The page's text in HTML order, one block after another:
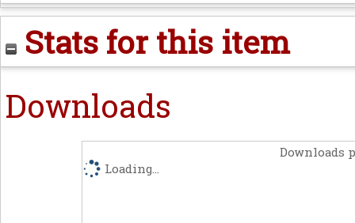
Stats for this item
Downloads
Downloads
Loading...